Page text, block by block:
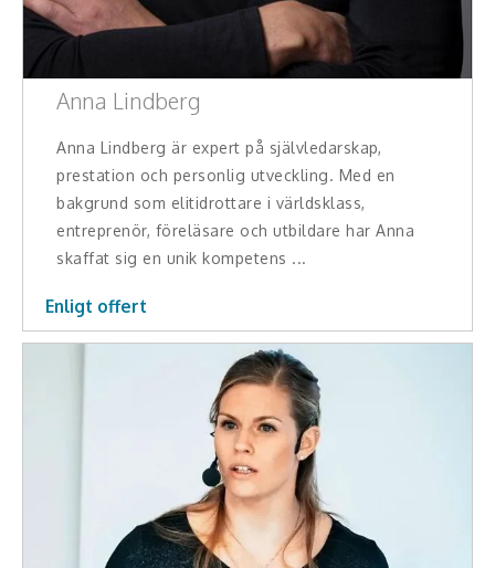
Alla ämnen
Anna Lindberg
Anna Lindberg är expert på självledarskap,
prestation och personlig utveckling. Med en
bakgrund som elitidrottare i världsklass,
entreprenör, föreläsare och utbildare har Anna
skaffat sig en unik kompetens ...
Enligt offert